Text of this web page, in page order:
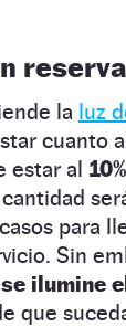
reserva
la luz
cuanto
estar al
para
Sin
ilumine
que